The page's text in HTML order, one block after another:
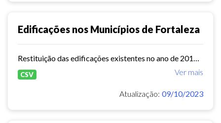
Edificações nos Municípios de Fortaleza
Ver mais
CSV
Atualização: 09/10/2023